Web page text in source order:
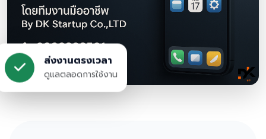
ส่งงานตรงเวลา
ดูแลตลอดการใช้งาน